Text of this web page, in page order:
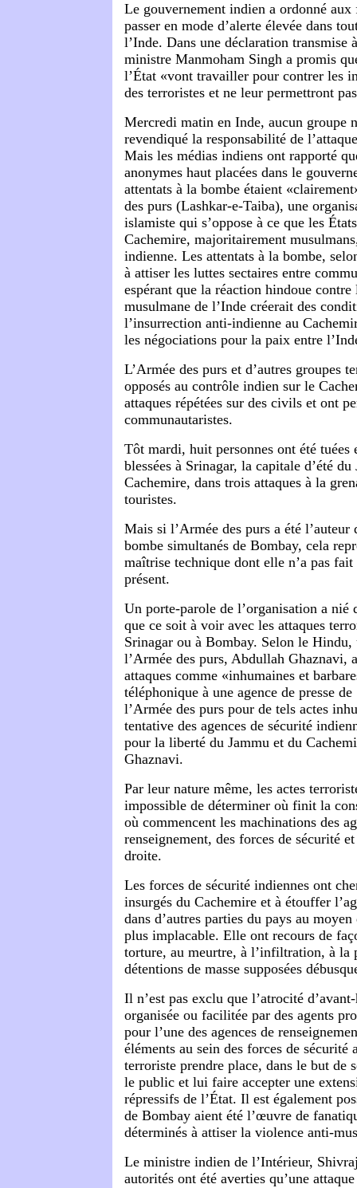
Le gouvernement indien a ordonné aux
passer en mode d’alerte élevée dans
l’Inde. Dans une déclaration transmise
ministre Manmoham Singh a promis
l’État «vont travailler pour contrer les
des terroristes et ne leur permettront
Mercredi matin en Inde, aucun groupe
revendiqué la responsabilité de
Mais les médias indiens ont rapporté
anonymes haut placées dans le
attentats à la bombe étaient
des purs (Lashkar-e-Taiba), une
islamiste qui s’oppose à ce que les
Cachemire, majoritairement
indienne. Les attentats à la bombe,
à attiser les luttes sectaires entre
espérant que la réaction hindoue
musulmane de l’Inde créerait des
l’insurrection anti-indienne au
les négociations pour la paix entre
L’Armée des purs et d’autres groupes
opposés au contrôle indien sur le
attaques répétées sur des civils et ont
communautaristes.
Tôt mardi, huit personnes ont été tuées
blessées à Srinagar, la capitale d’été
Cachemire, dans trois attaques à la
touristes.
Mais si l’Armée des purs a été l’auteur
bombe simultanés de Bombay, cela
maîtrise technique dont elle n’a pas fait
présent.
Un porte-parole de l’organisation a nié
que ce soit à voir avec les attaques
Srinagar ou à Bombay. Selon le Hindu,
l’Armée des purs, Abdullah Ghaznavi,
attaques comme «inhumaines et
téléphonique à une agence de presse
l’Armée des purs pour de tels actes
tentative des agences de sécurité
pour la liberté du Jammu et du
Ghaznavi.
Par leur nature même, les actes
impossible de déterminer où finit la
où commencent les machinations des
renseignement, des forces de sécurité
droite.
Les forces de sécurité indiennes ont
insurgés du Cachemire et à étouffer
dans d’autres parties du pays au
plus implacable. Elle ont recours de
torture, au meurtre, à l’infiltration, à la
détentions de masse supposées
Il n’est pas exclu que l’atrocité
organisée ou facilitée par des agents
pour l’une des agences de
éléments au sein des forces de sécurité
terroriste prendre place, dans le but de
le public et lui faire accepter une
répressifs de l’État. Il est également
de Bombay aient été l’œuvre de
déterminés à attiser la violence anti-
Le ministre indien de l’Intérieur,
autorités ont été averties qu’une